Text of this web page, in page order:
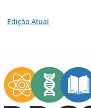
Edição Atual